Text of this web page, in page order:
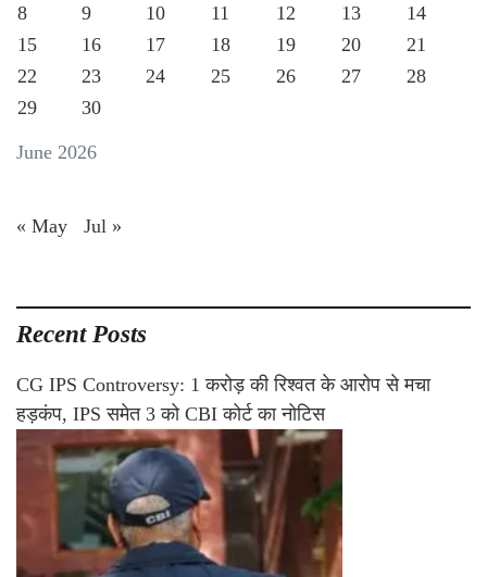
June 2026
8
9 10 11 12 13
14
15
16 17 18 19 20
21
22
23 24 25 26 27
28
29
30
« May Jul »
Recent Posts
CG IPS Controversy: 1 करोड़ की रिश्वत के आरोप से मचा
हड़कंप, IPS समेत 3 को CBI कोर्ट का नोटिस